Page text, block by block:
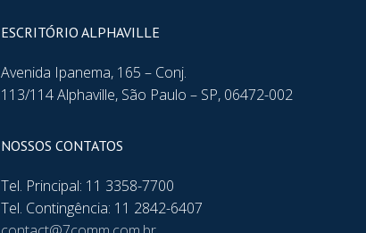
ESCRITÓRIO ALPHAVILLE
Avenida Ipanema, 165 – Conj.
113/114 Alphaville, São Paulo – SP, 06472-002
NOSSOS CONTATOS
Tel. Principal: 11 3358-7700
Tel. Contingência: 11 2842-6407